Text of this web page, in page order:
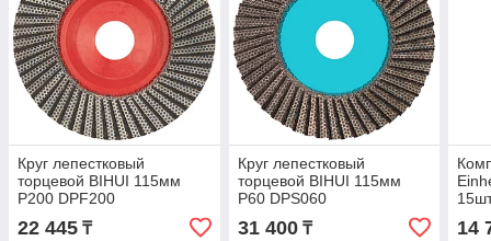
Круг лепестковый
торцевой BIHUI 115мм
P200 DPF200
22 445 ₸
Круг лепестковый
торцевой BIHUI 115мм
P60 DPS060
31 400₸ 14